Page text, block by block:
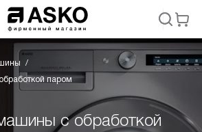
паром
с обработкой